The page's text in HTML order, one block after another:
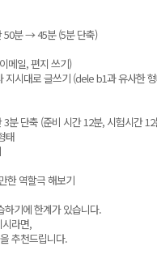
분 → 45분 (5분 단축)
메일, 편지 쓰기)
시대로 글쓰기 (dele b1과 유사한
단축 (준비 시간 12분, 시험시간 12
태
한 역할극 해보기
하기에 한계가 있습니다.
라면,
추천드립니다.